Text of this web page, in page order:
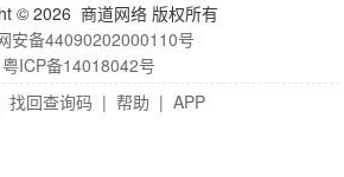
© 2026 商道网络 版权所有
安备44090202000110号
粤ICP备14018042号
找回查询码 | 帮助 | APP